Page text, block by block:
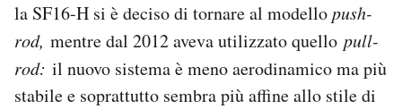
la SF16-H si è deciso di tornare al modellopush-
rod, mentre dal 2012 aveva utilizzato quello pull-
rod: il nuovo sistema è meno aerodinamico ma più
stabile e soprattutto sembra più affine allo stile di